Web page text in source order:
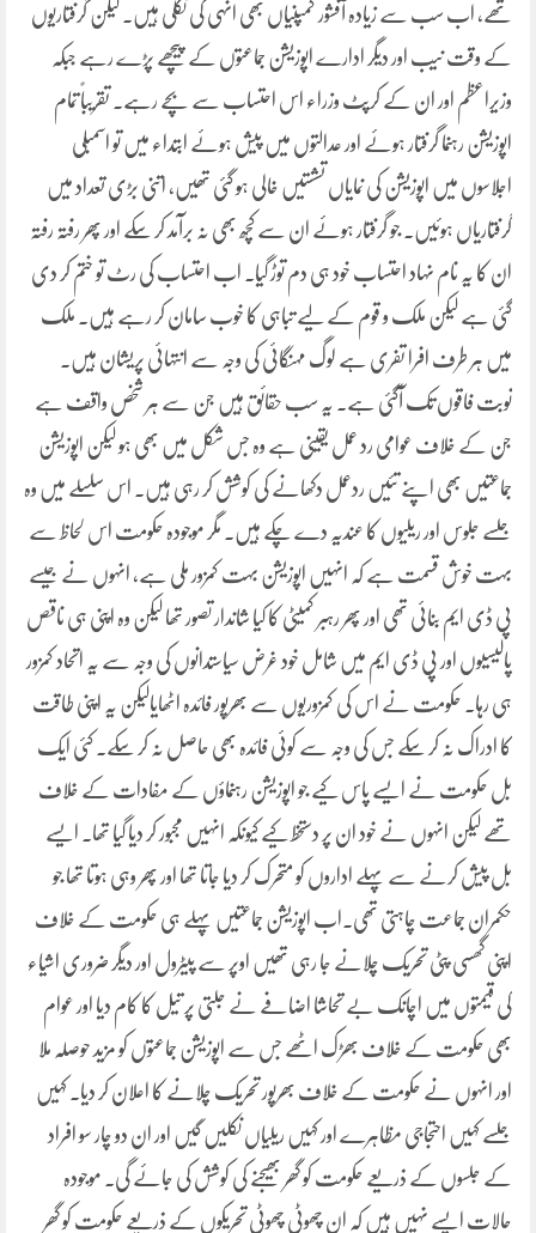
تھے، اب سب سے زیادہ آفشور کمپنیاں بھی انہی کی نکلی ہیں۔ لیکن گرفتاریوں
کے وقت نیب اور دیگر ادارے اپوزیشن جماعتوں کے پیچھے پڑے رہے جبکہ
وزیراعظم اور ان کے کرپٹ وزراء اس احتساب سے بچے رہے۔ تقریباً تمام
اپوزیشن رہنما گرفتار ہوئے اور عدالتوں میں پیش ہوئے ابتداء میں تو اسمبلی
اجلاسوں میں اپوزیشن کی نمایاں تشستیں خالی ہو گئی تھیں، اتنی بڑی تعداد میں
گرفتاریاں ہوئیں۔ جو گرفتار ہوئے ان سے کچھ بھی نہ برآمد کر سکے اور پھر رفتہ رفتہ
ان کا یہ نام نہاد احتساب خود ہی دم توڑ گیا۔ اب احتساب کی رٹ تو ختم کر دی
گئی ہے لیکن ملک و قوم کے لیے تباہی کا خوب سامان کر رہے ہیں۔ ملک
میں ہر طرف افرا تفری ہے لوگ مہنگائی کی وجہ سے انتہائی پریشان ہیں۔
نوبت فاقوں تک آگئی ہے۔ یہ سب حقائق ہیں جن سے ہر شخص واقف ہے
جن کے خلاف عوامی رد عمل یقینی ہے وہ جس شکل میں بھی ہو لیکن اپوزیشن
جماعتیں بھی اپنے تئیں ردعمل دکھانے کی کوشش کر رہی ہیں۔ اس سلسلے میں وہ
جلسے جلوس اور ریلیوں کا عندیہ دے چکے ہیں۔ مگر موجودہ حکومت اس لحاظ سے
بہت خوش قسمت ہے کہ انہیں اپوزیشن بہت کمزور ملی ہے، انہوں نے جیسے
پی ڈی ایم بنائی تھی اور پھر رہبر کمیٹی کا کیا شاندار تصور تھا لیکن وہ اپنی ہی ناقص
پالیسیوں اور پی ڈی ایم میں شامل خود غرض سیاستدانوں کی وجہ سے یہ اتحاد کمزور
ہی رہا۔ حکومت نے اس کی کمزوریوں سے بھرپور فائدہ اٹھایالیکن یہ اپنی طاقت
کا ادراک نہ کر سکے جس کی وجہ سے کوئی فائدہ بھی حاصل نہ کر سکے۔ کئی ایک
بل حکومت نے ایسے پاس کیے جو اپوزیشن رہنماؤں کے مفادات کے خلاف
تھے لیکن انہوں نے خود ان پر دستخط کیے کیونکہ انہیں مجبور کر دیا گیا تھا۔ ایسے
بل پیش کرنے سے پہلے اداروں کو متحرک کر دیا جاتا تھا اور پھر وہی ہوتا تھا جو
حکمران جماعت چاہتی تھی۔اب اپوزیشن جماعتیں پہلے ہی حکومت کے خلاف
اپنی گھسی پٹی تحریک چلانے جا رہی تھیں اوپر سے پیٹرول اور دیگر ضروری اشیاء
کی قیمتوں میں اچانک بے تحاشا اضافے نے جلتی پر تیل کا کام دیا اور عوام
بھی حکومت کے خلاف بھڑک اٹھے جس سے اپوزیشن جماعتوں کو مزید حوصلہ ملا
اور انہوں نے حکومت کے خلاف بھرپور تحریک چلانے کا اعلان کر دیا۔ کہیں
جلسے کہیں احتجاجی مظاہرے اور کہیں ریلیاں نکلیں گیں اور ان دو چار سو افراد
کے جلسوں کے ذریعے حکومت کو گھر بھیجنے کی کوشش کی جائے گی۔ موجودہ
حالات ایسے نہیں ہیں کہ ان چھوٹی چھوٹی تحریکوں کے ذریعے حکومت کو گھر